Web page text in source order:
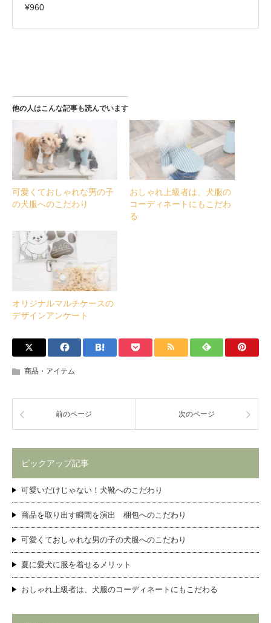
¥960
他の人はこんな記事も読んでいます
可愛くておしゃれな男の子
の犬服へのこだわり
おしゃれ上級者は、犬服の
コーディネートにもこだわ
る
オリジナルマルチケースの
デザインアンケート
商品・アイテム
前のページ 次のページ
ピックアップ記事
可愛いだけじゃない！犬靴へのこだわり
商品を取り出す瞬間を演出 梱包へのこだわり
可愛くておしゃれな男の子の犬服へのこだわり
夏に愛犬に服を着せるメリット
おしゃれ上級者は、犬服のコーディネートにもこだわる